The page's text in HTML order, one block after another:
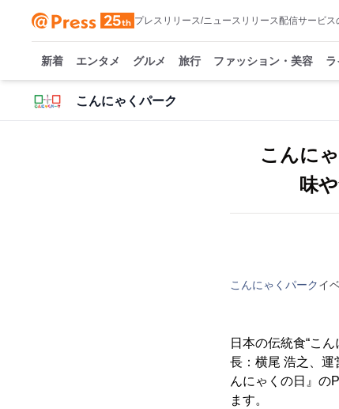
プレスリリース/ニュースリリース配信サービス
新着 エンタメ グルメ 旅行 ファッション・美容
こんにゃくパーク
こんに
味
こんにゃくパークイ
日本の伝統食“こ
長：横尾 浩之、運
んにゃくの日』の
ます。